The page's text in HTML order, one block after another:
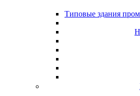
Типовые здания